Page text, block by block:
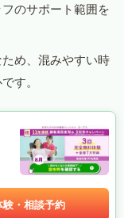
のサポート範囲を
め、混みやすい時
す。
験・相談予約